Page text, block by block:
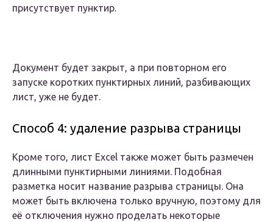
присутствует пунктир.
Документ будет закрыт, а при повторном его
запуске коротких пунктирных линий, разбивающих
лист, уже не будет.
Способ 4: удаление разрыва страницы
Кроме того, лист Excel также может быть размечен
длинными пунктирными линиями. Подобная
разметка носит название разрыва страницы. Она
может быть включена только вручную, поэтому для
её отключения нужно проделать некоторые